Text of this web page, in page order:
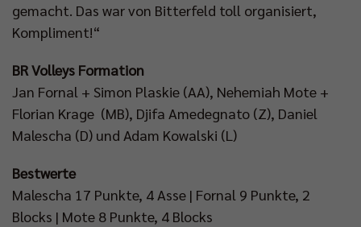
gemacht. Das war von Bitterfeld toll organisiert,
Kompliment!“
BR Volleys Formation
Jan Fornal + Simon Plaskie (AA), Nehemiah Mote +
Florian Krage (MB), Djifa Amedegnato (Z), Daniel
Malescha (D) und Adam Kowalski (L)
Bestwerte
Malescha 17 Punkte, 4 Asse | Fornal 9 Punkte, 2
Blocks | Mote 8 Punkte, 4 Blocks